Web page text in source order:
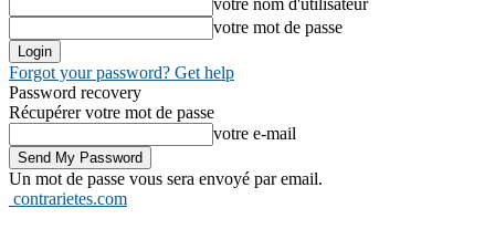
votre nom d'utilisateur
votre mot de passe
Forgot your password? Get help
Password recovery
Récupérer votre mot de passe
votre e-mail
Un mot de passe vous sera envoyé par email.
contrarietes.com